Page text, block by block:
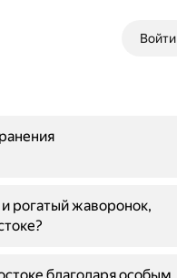
Войти
рогатый жаворонок,